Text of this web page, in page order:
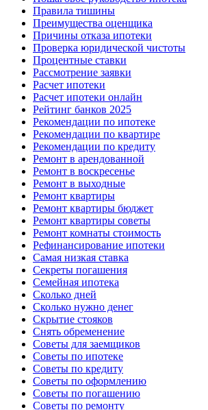
Правила тишины
Преимущества оценщика
Причины отказа ипотеки
Проверка юридической чистоты
Процентные ставки
Рассмотрение заявки
Расчет ипотеки
Расчет ипотеки онлайн
Рейтинг банков 2025
Рекомендации по ипотеке
Рекомендации по квартире
Рекомендации по кредиту
Ремонт в арендованной
Ремонт в воскресенье
Ремонт в выходные
Ремонт квартиры
Ремонт квартиры бюджет
Ремонт квартиры советы
Ремонт комнаты стоимость
Рефинансирование ипотеки
Самая низкая ставка
Секреты погашения
Семейная ипотека
Сколько дней
Сколько нужно денег
Скрытие стояков
Снять обременение
Советы для заемщиков
Советы по ипотеке
Советы по кредиту
Советы по оформлению
Советы по погашению
Советы по ремонту